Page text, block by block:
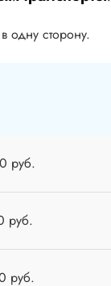
одну сторону.
руб.
руб.
руб.